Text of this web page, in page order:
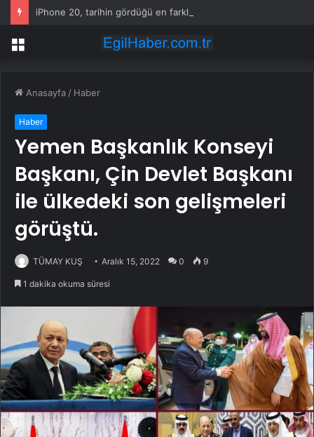
iPhone 20, tarihin gördüğü en farklı iPhone olabilir
Menü
Anasayfa / Haber
Haber
Yemen Başkanlık Konseyi
Başkanı, Çin Devlet Başkanı
ile ülkedeki son gelişmeleri
görüştü.
TÜMAY KUŞ Aralık 15, 2022 0 9
1 dakika okuma süresi